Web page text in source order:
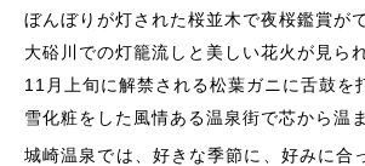
ぼんぼりが灯された桜並木で夜桜鑑賞が
大硲川での灯籠流しと美しい花火が見ら
11月上旬に解禁される松葉ガニに舌鼓を
雪化粧をした風情ある温泉街で芯から温
城崎温泉では、好きな季節に、好みに合